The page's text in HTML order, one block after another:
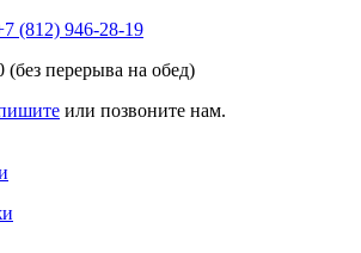
(812) 946-28-19
(без перерыва на обед)
или позвоните нам.